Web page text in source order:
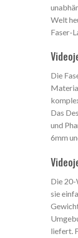
Welt
Faser-
Die
Das
und
6mm
Die
sie
liefert.